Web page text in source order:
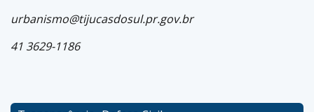
urbanismo@tijucasdosul.pr.gov.br
41 3629-1186